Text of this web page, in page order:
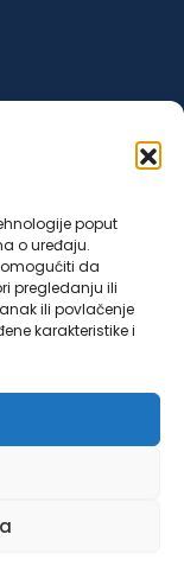
poput
o uređaju.
da
pregledanju ili
ili povlačenje
karakteristike i
primjenjuju u
Bosne i
godine.
Created by